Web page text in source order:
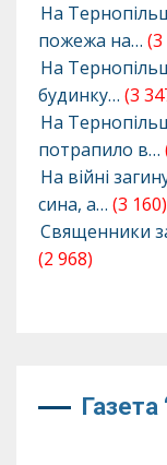
На
пожежа на… (3
На
будинку… (3
На
потрапило в…
На війні
сина, а… (3 160)
Священники
(2 968)